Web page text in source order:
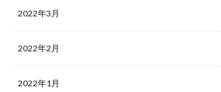
2022年3月
2022年2月
2022年1月